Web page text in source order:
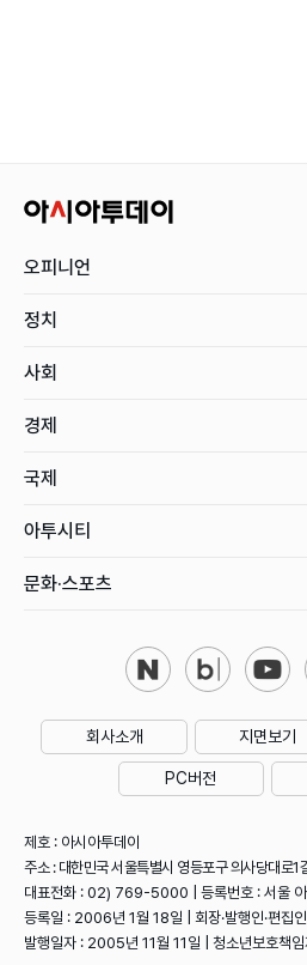
오피니언
정치
사회
경제
국제
아투시티
문화·스포츠
회사소개 지면보기
PC버전
제호 : 아시아투데이
주소 : 대한민국 서울특별시 영등포구 의사당대로
대표전화 : 02) 769-5000 | 등록번호 : 서울
등록일 : 2006년 1월 18일 | 회장·발행인·편집
발행일자 : 2005년 11월 11일 | 청소년보호책임